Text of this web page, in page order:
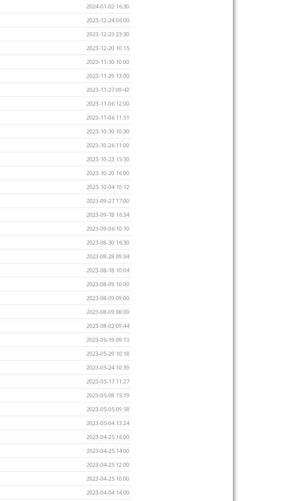
2024-01-02 16:30
2023-12-24 06:00
2023-12-23 23:30
2023-12-20 10:15
2023-11-30 10:00
2023-11-29 13:00
2023-11-27 09:42
2023-11-06 12:00
2023-11-06 11:51
2023-10-30 10:30
2023-10-26 11:00
2023-10-23 15:30
2023-10-20 16:00
2023-10-04 10:12
2023-09-27 17:00
2023-09-18 16:34
2023-09-06 10:10
2023-08-30 16:30
2023-08-28 09:34
2023-08-18 10:04
2023-08-09 10:00
2023-08-09 09:00
2023-08-09 08:00
2023-08-02 09:44
2023-06-19 09:13
2023-05-29 10:18
2023-05-24 10:39
2023-05-17 11:27
2023-05-08 15:19
2023-05-05 09:18
2023-05-04 13:24
2023-04-25 16:00
2023-04-25 14:00
2023-04-25 12:00
2023-04-25 10:00
2023-04-04 14:00